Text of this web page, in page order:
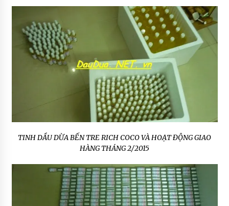
TINH DẦU DỪA BẾN TRE RICH COCO VÀ HOẠT ĐỘNG GIAO
HÀNG THÁNG 2/2015